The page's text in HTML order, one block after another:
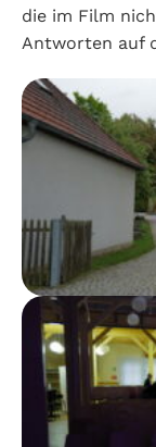
die im Film
Antworten auf